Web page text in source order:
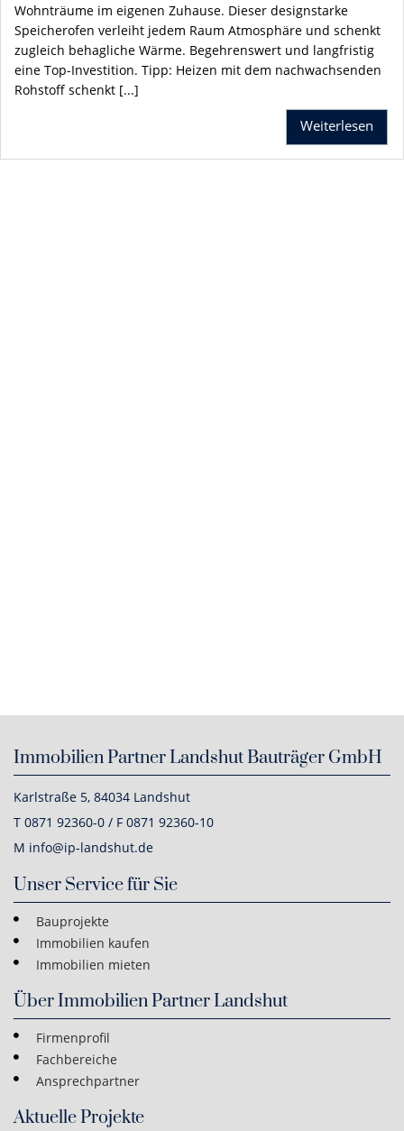
Wohnträume im eigenen Zuhause. Dieser designstarke
Speicherofen verleiht jedem Raum Atmosphäre und schenkt
zugleich behagliche Wärme. Begehrenswert und langfristig
eine Top-Investition. Tipp: Heizen mit dem nachwachsenden
Rohstoff schenkt [...]
Weiterlesen
Immobilien Partner Landshut Bauträger GmbH
Karlstraße 5, 84034 Landshut
T 0871 92360-0 / F 0871 92360-10
M info@ip-landshut.de
Unser Service für Sie
Bauprojekte
Immobilien kaufen
Immobilien mieten
Über Immobilien Partner Landshut
Firmenprofil
Fachbereiche
Ansprechpartner
Aktuelle Projekte